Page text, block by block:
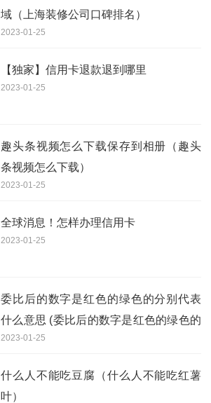
域（上海装修公司口碑排名）
2023-01-25
【独家】信用卡退款退到哪里
2023-01-25
趣头条视频怎么下载保存到相册（趣头
条视频怎么下载）
2023-01-25
全球消息！怎样办理信用卡
2023-01-25
委比后的数字是红色的绿色的分别代表
什么意思 (委比后的数字是红色的绿色的
分别的解释) 世界今日讯
2023-01-25
什么人不能吃豆腐（什么人不能吃红薯
叶）